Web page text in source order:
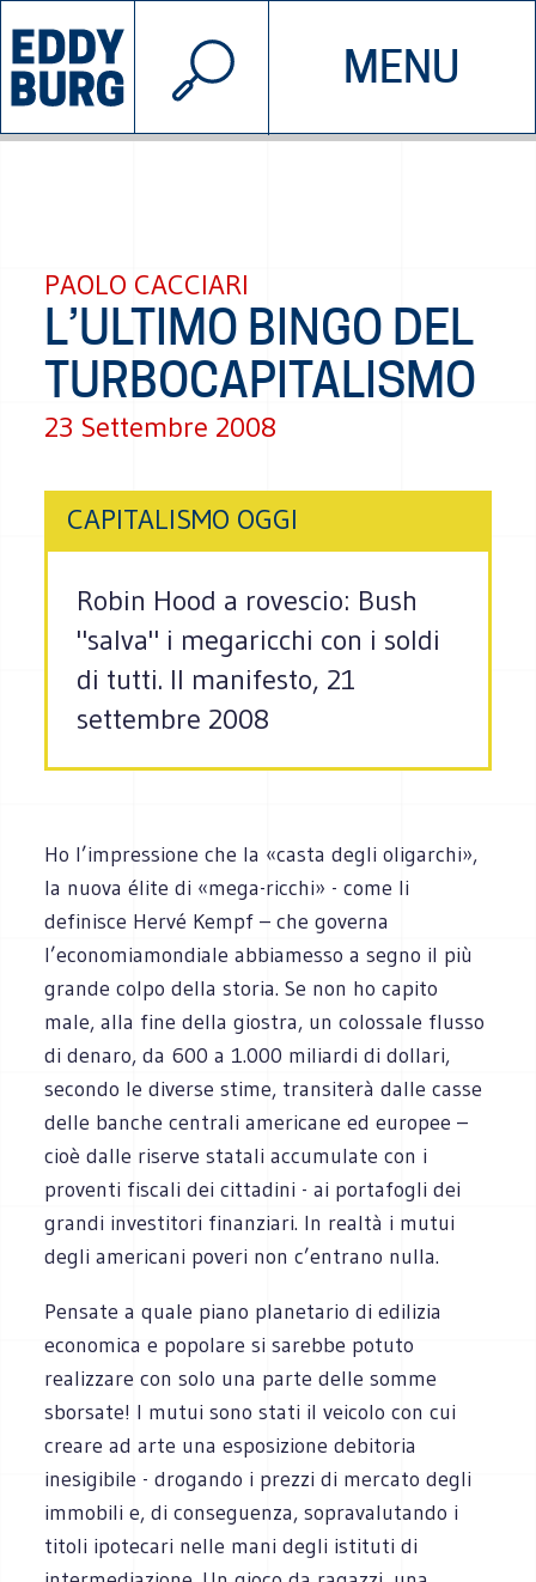
MENU
INIZIATIVE CHI SIAMO
© 2026 EDDYBURG
PAOLO CACCIARI
L’ULTIMO BINGO DEL
TURBOCAPITALISMO
23 Settembre 2008
CAPITALISMO OGGI
Robin Hood a rovescio: Bush
"salva" i megaricchi con i soldi
di tutti. Il manifesto, 21
settembre 2008
Ho l’impressione che la «casta degli oligarchi»,
la nuova élite di «mega-ricchi» - come li
definisce Hervé Kempf – che governa
l’economiamondiale abbiamesso a segno il più
grande colpo della storia. Se non ho capito
male, alla fine della giostra, un colossale flusso
di denaro, da 600 a 1.000 miliardi di dollari,
secondo le diverse stime, transiterà dalle casse
delle banche centrali americane ed europee –
cioè dalle riserve statali accumulate con i
proventi fiscali dei cittadini - ai portafogli dei
grandi investitori finanziari. In realtà i mutui
degli americani poveri non c’entrano nulla.
Pensate a quale piano planetario di edilizia
economica e popolare si sarebbe potuto
realizzare con solo una parte delle somme
sborsate! I mutui sono stati il veicolo con cui
creare ad arte una esposizione debitoria
inesigibile - drogando i prezzi di mercato degli
immobili e, di conseguenza, sopravalutando i
titoli ipotecari nelle mani degli istituti di